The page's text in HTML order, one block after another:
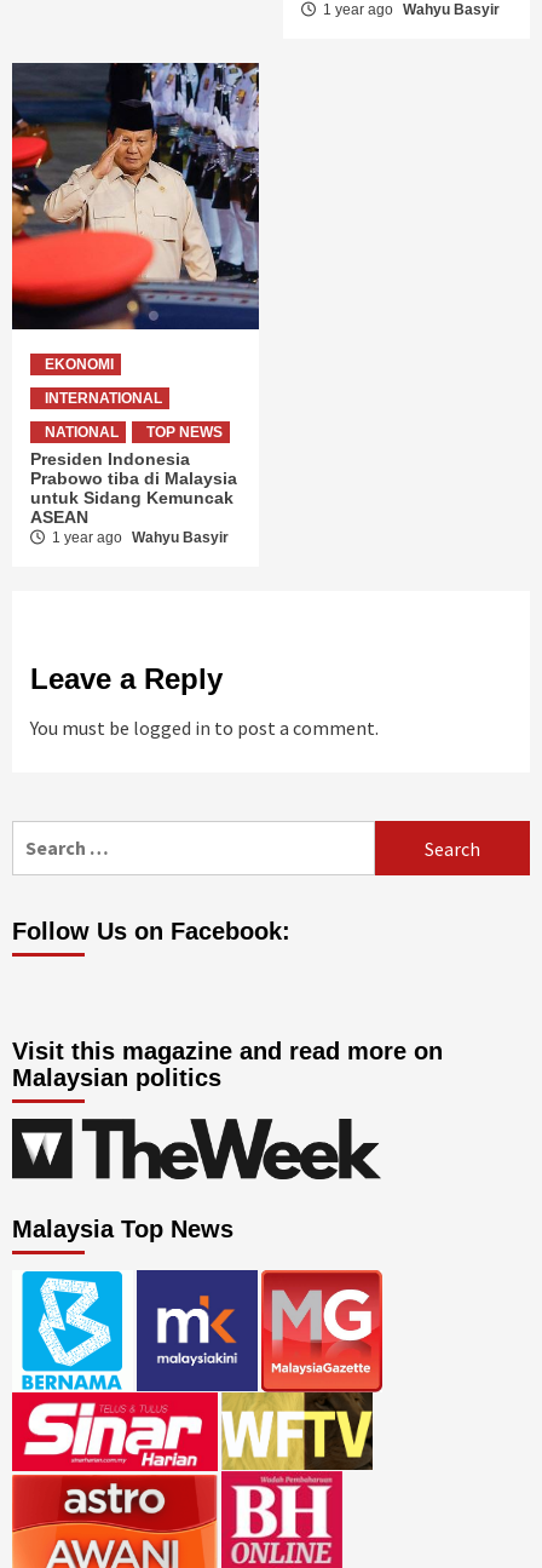
1 year ago Wahyu Basyir
EKONOMI
INTERNATIONAL
NATIONAL
TOP NEWS
Presiden Indonesia
Prabowo tiba di Malaysia
untuk Sidang Kemuncak
ASEAN
1 year ago Wahyu Basyir
Leave a Reply
You must be logged in to post a comment.
Follow Us on Facebook:
Visit this magazine and read more on
Malaysian politics
Malaysia Top News